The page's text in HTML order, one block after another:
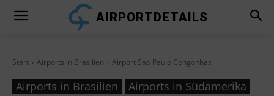
AIRPORTDETAILS
Start Airports in Brasilien Airport Sao Paulo Congonhas
Airports in Brasilien
Airports in Südamerika